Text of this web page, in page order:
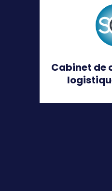
Cabinet de